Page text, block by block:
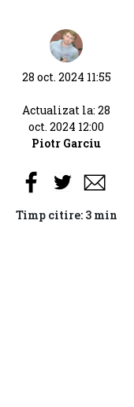
28 oct. 2024 11:55
Actualizat la: 28
oct. 2024 12:00
Piotr Garciu
Timp citire: 3 min